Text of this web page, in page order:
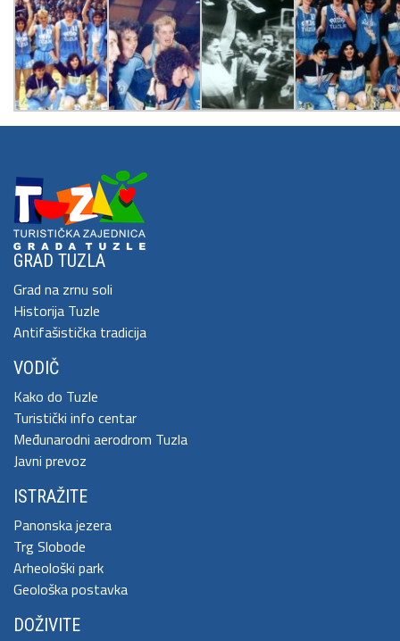
GRAD TUZLA
Grad na zrnu soli
Historija Tuzle
Antifašistička tradicija
VODIČ
Kako do Tuzle
Turistički info centar
Međunarodni aerodrom Tuzla
Javni prevoz
ISTRAŽITE
Panonska jezera
Trg Slobode
Arheološki park
Geološka postavka
DOŽIVITE